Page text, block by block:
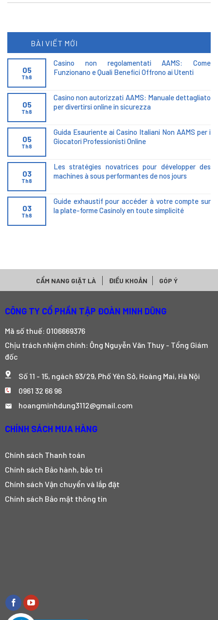
BÀI VIẾT MỚI
05
Th8
Casino non regolamentati AAMS: Come
Funzionano e Quali Benefici Offrono ai Utenti
05
Th8
Casino non autorizzati AAMS: Manuale dettagliato
per divertirsi online in sicurezza
05
Th8
Guida Esauriente ai Casino Italiani Non AAMS per i
Giocatori Professionisti Online
03
Th8
Les stratégies novatrices pour développer des
machines à sous performantes de nos jours
03
Th8
Guide exhaustif pour accéder à votre compte sur
la plate-forme Casinoly en toute simplicité
CẨM NANG GIẶT LÀ ĐIỀU KHOẢN GÓP Ý
CÔNG TY CỔ PHẦN TẬP ĐOÀN MINH DŨNG
Mã số thuế: 0106669376
Chịu trách nhiệm chính: Ông Nguyễn Văn Thuy - Tổng Giám
đốc
Số 11 - 15, ngách 93/29, Phố Yên Sở, Hoàng Mai, Hà Nội
0961 32 66 96
hoangminhdung3112@gmail.com
CHÍNH SÁCH MUA HÀNG
Chính sách Thanh toán
Chính sách Bảo hành, bảo trì
Chính sách Vận chuyển và lắp đặt
Chính sách Bảo mật thông tin